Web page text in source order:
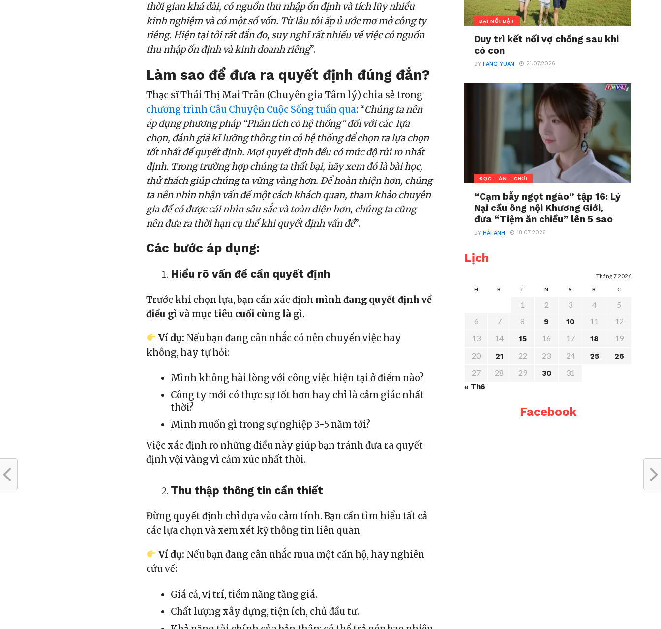
thời gian khá dài, có nguồn thu nhập ổn định và tích lũy nhiều
kinh nghiệm và có một số vốn. Từ lâu tôi ấp ủ ước mơ mở công ty
riêng. Hiện tại tôi rất đắn đo, suy nghĩ rất nhiều về việc có nguồn
thu nhập ổn định và kinh doanh riêng”.
Làm sao để đưa ra quyết định đúng đắn?
Thạc sĩ Thái Thị Mai Trân (Chuyên gia Tâm lý) chia sẻ trong
chương trình Câu Chuyện Cuộc Sống tuần qua: “Chúng ta nên
áp dụng phương pháp “Phân tích có hệ thống” đối với các lựa
chọn, đánh giá kĩ lưỡng thông tin có hệ thống để chọn ra lựa chọn
tốt nhất để quyết định. Mọi quyết định đều có mức độ rủi ro nhất
định. Trong trường hợp chúng ta thất bại, hãy xem đó là bài học,
thử thách giúp chúng ta vững vàng hơn. Để hoàn thiện hơn, chúng
ta nên nhìn nhận vấn đề một cách khách quan, tham khảo chuyên
gia để có được cái nhìn sâu sắc và toàn diện hơn, chúng ta cũng
nên đưa ra thời hạn cụ thể khi quyết định vấn đề”.
Các bước áp dụng:
Hiểu rõ vấn đề cần quyết định
Trước khi chọn lựa, bạn cần xác định mình đang quyết định về
điều gì và mục tiêu cuối cùng là gì.
Ví dụ: Nếu bạn đang cân nhắc có nên chuyển việc hay
không, hãy tự hỏi:
Mình không hài lòng với công việc hiện tại ở điểm nào?
Công ty mới có thực sự tốt hơn hay chỉ là cảm giác nhất
thời?
Mình muốn gì trong sự nghiệp 3-5 năm tới?
Việc xác định rõ những điều này giúp bạn tránh đưa ra quyết
định vội vàng vì cảm xúc nhất thời.
Thu thập thông tin cần thiết
Đừng quyết định chỉ dựa vào cảm tính. Bạn cần tìm hiểu tất cả
các lựa chọn và xem xét kỹ thông tin liên quan.
Ví dụ: Nếu bạn đang cân nhắc mua một căn hộ, hãy nghiên
cứu về:
Giá cả, vị trí, tiềm năng tăng giá.
Chất lượng xây dựng, tiện ích, chủ đầu tư.
BÀI NỔI BẬT
Duy trì kết nối vợ chồng sau khi
có con
BYFANG YUAN 21.07.2026
ĐỌC - ĂN - CHƠI
“Cạm bẫy ngọt ngào” tập 16: Lý
Nại cầu ông nội Khương Giới,
đưa “Tiệm ăn chiều” lên 5 sao
BYHẢI ANH 18.07.2026
Lịch
Tháng 7 2026
H B T N S B C
1 2 3 4
5
6
7 8 9 10 11
12
13
14 15 16 17 18
19
20
21 22 23 24 25 26
27 28 29 30 31
« Th6
Facebook